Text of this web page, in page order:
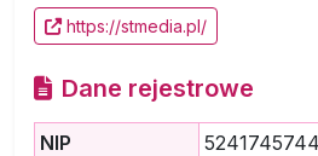
https://stmedia.pl/
Dane rejestrowe
NIP
5241745744